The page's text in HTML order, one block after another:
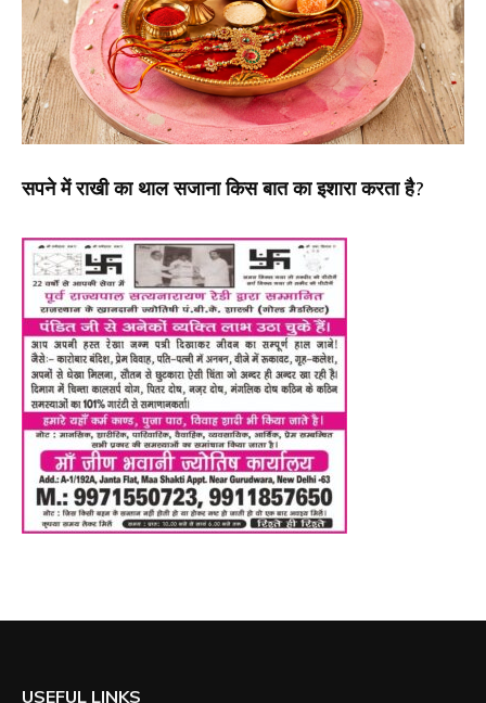
सपने में राखी का थाल सजाना किस बात का इशारा करता है?
USEFUL LINKS